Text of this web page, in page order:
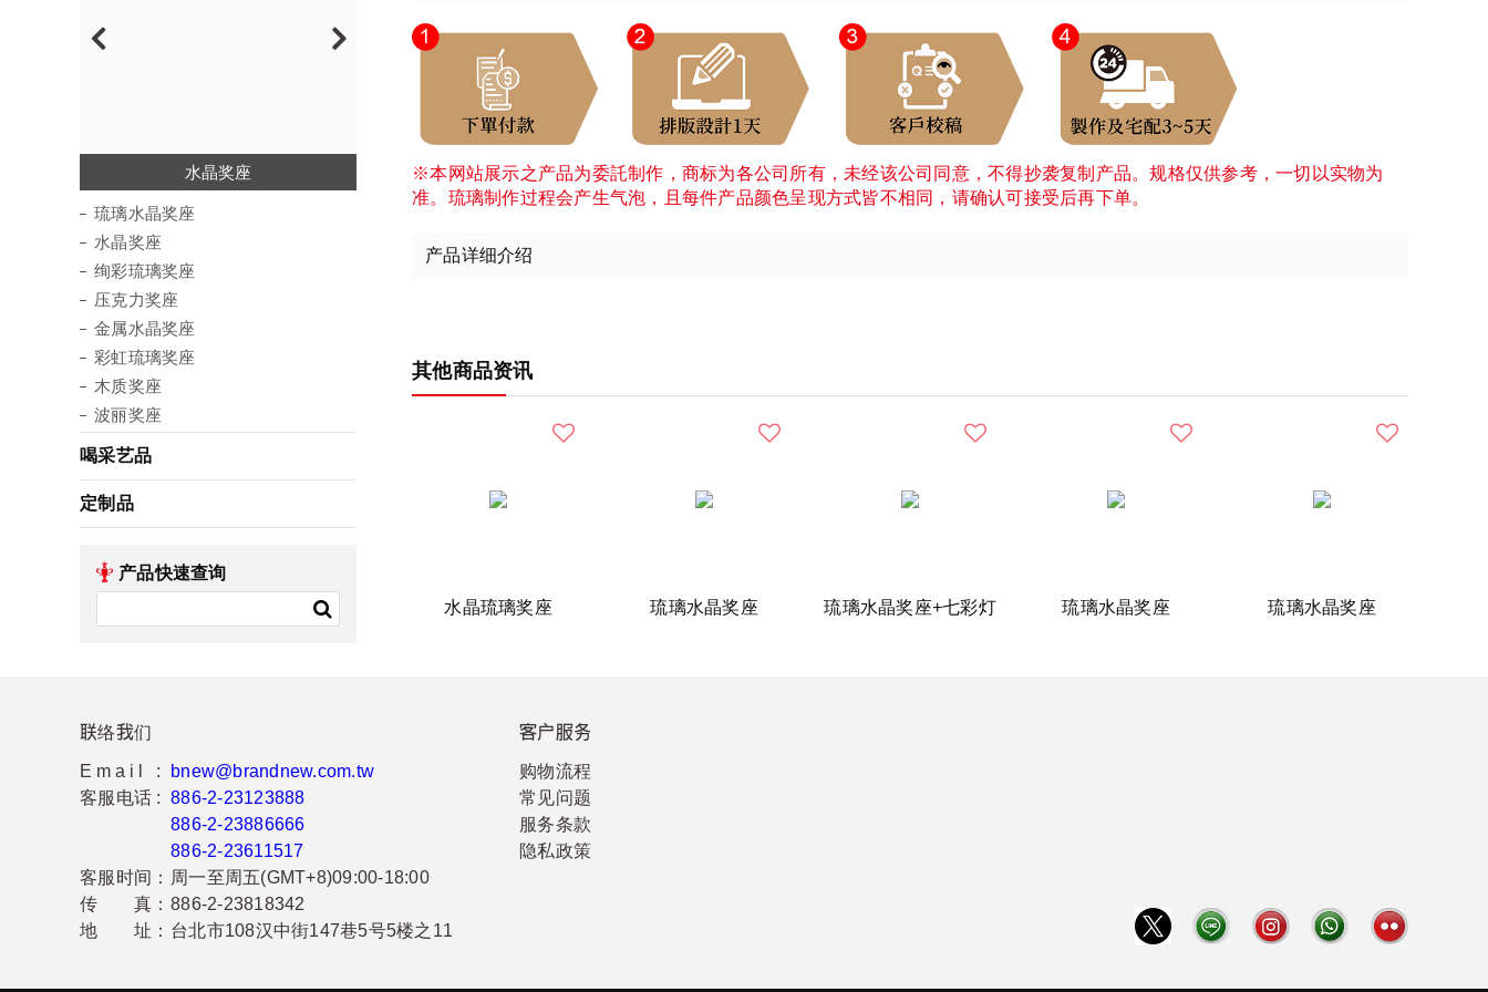
琉璃水晶奖座
水晶奖座
绚彩琉璃奖座
压克力奖座
金属水晶奖座
彩虹琉璃奖座
木质奖座
波丽奖座
琉璃水晶奖座
水晶奖座
绚彩琉璃奖座
压克力奖座
金属水晶奖座
彩虹琉璃奖座
木质奖座
波丽奖座
喝采艺品
定制品
产品快速查询
※本网站展示之产品为委託制作，商标为各公司所有，未经该公司同意，不得抄袭复制产品。规格仅供参考，一切以实物为
准。琉璃制作过程会产生气泡，且每件产品颜色呈现方式皆不相同，请确认可接受后再下单。
产品详细介绍
其他商品资讯
水晶琉璃奖座 琉璃水晶奖座 琉璃水晶奖座+七彩灯 琉璃水晶奖座 琉璃水晶奖座
联络我们
Email :
bnew@brandnew.com.tw
客服电话 : 886-2-23123888
886-2-23886666
886-2-23611517
客服时间： 周一至周五(GMT+8)09:00-18:00
传 真： 886-2-23818342
地 址： 台北市108汉中街147巷5号5楼之11
客户服务
购物流程
常见问题
服务条款
隐私政策